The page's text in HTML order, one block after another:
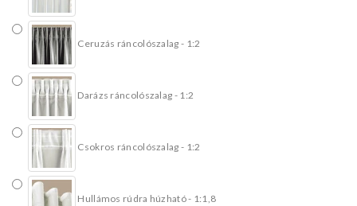
Ceruzás ráncolószalag - 1:2
Darázs ráncolószalag - 1:2
Csokros ráncolószalag - 1:2
Hullámos rúdra húzható - 1:1,8